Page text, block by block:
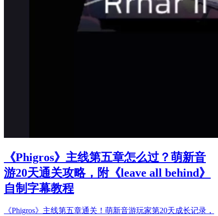
《Phigros》主线第五章怎么过？萌新音
游20天通关攻略，附《leave all behind》
自制字幕教程
《Phigros》主线第五章通关！萌新音游玩家第20天成长记录，